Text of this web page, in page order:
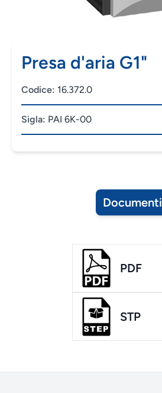
Presa d'aria G1"
Codice: 16.372.0
Sigla: PAI 6K-00
Documenti
PDF
STP